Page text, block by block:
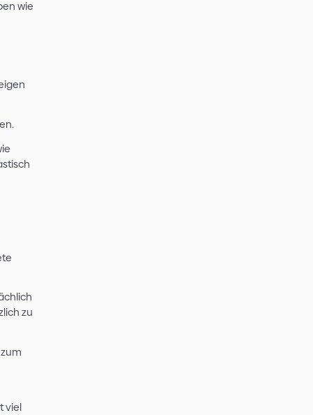
um
ist insbesondere das
Kosten verantwortlich.
die folgenden Techniken zu
keine komplette
oder System Prompts.
identifizieren und auch
selten getan.